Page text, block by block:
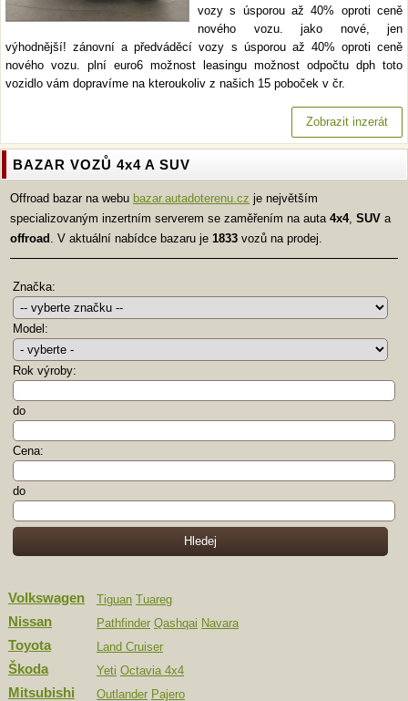
vozy s úsporou až 40% oproti ceně
nového vozu. jako nové, jen
výhodnější! zánovní a předváděcí vozy s úsporou až 40% oproti ceně
nového vozu. plní euro6 možnost leasingu možnost odpočtu dph toto
vozidlo vám dopravíme na kteroukoliv z našich 15 poboček v čr.
Zobrazit inzerát
BAZAR VOZŮ 4x4 A SUV
Offroad bazar na webu bazar.autadoterenu.cz je největším
specializovaným inzertním serverem se zaměřením na auta 4x4, SUV a
offroad . V aktuální nabídce bazaru je 1833 vozů na prodej.
Značka:
Model:
Rok výroby:
do
Cena:
do
Volkswagen Tiguan Tuareg
Nissan Pathfinder Qashqai Navara
Toyota Land Cruiser
Škoda Yeti Octavia 4x4
Mitsubishi Outlander Pajero